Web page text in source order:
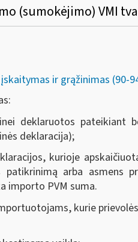
(sumokėjimo) VMI
ir grąžinimas (90-
deklaruotos pateikiant
deklaracija);
kurioje
arba asmens
importo PVM suma.
kurie